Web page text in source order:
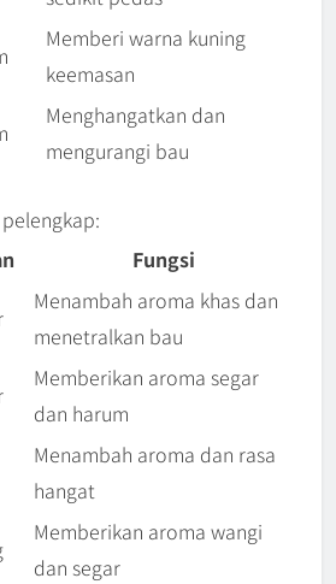
Memberi warna kuning
keemasan
Menghangatkan dan
mengurangi bau
Fungsi
Menambah aroma khas dan
menetralkan bau
Memberikan aroma segar
dan harum
Menambah aroma dan rasa
hangat
Memberikan aroma wangi
dan segar